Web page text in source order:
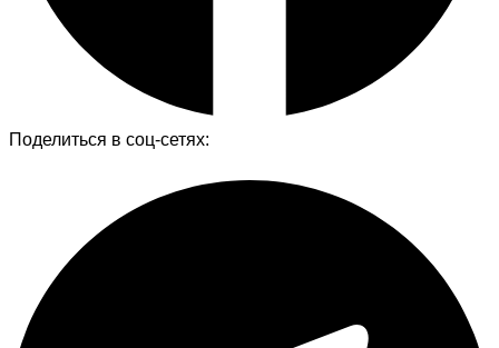
Поделиться в соц-сетях: